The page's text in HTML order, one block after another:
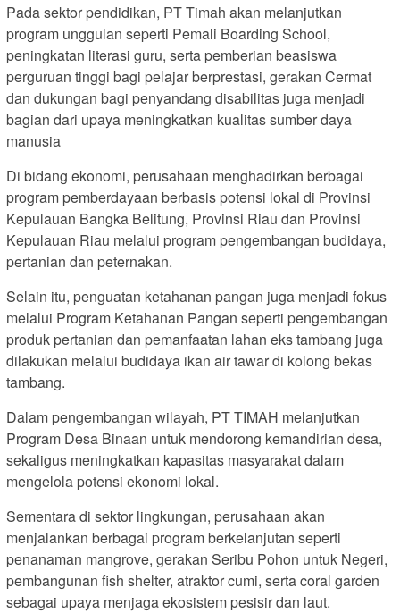
Pada sektor pendidikan, PT Timah akan melanjutkan
program unggulan seperti Pemali Boarding School,
peningkatan literasi guru, serta pemberian beasiswa
perguruan tinggi bagi pelajar berprestasi, gerakan Cermat
dan dukungan bagi penyandang disabilitas juga menjadi
bagian dari upaya meningkatkan kualitas sumber daya
manusia
Di bidang ekonomi, perusahaan menghadirkan berbagai
program pemberdayaan berbasis potensi lokal di Provinsi
Kepulauan Bangka Belitung, Provinsi Riau dan Provinsi
Kepulauan Riau melalui program pengembangan budidaya,
pertanian dan peternakan.
Selain itu, penguatan ketahanan pangan juga menjadi fokus
melalui Program Ketahanan Pangan seperti pengembangan
produk pertanian dan pemanfaatan lahan eks tambang juga
dilakukan melalui budidaya ikan air tawar di kolong bekas
tambang.
Dalam pengembangan wilayah, PT TIMAH melanjutkan
Program Desa Binaan untuk mendorong kemandirian desa,
sekaligus meningkatkan kapasitas masyarakat dalam
mengelola potensi ekonomi lokal.
Sementara di sektor lingkungan, perusahaan akan
menjalankan berbagai program berkelanjutan seperti
penanaman mangrove, gerakan Seribu Pohon untuk Negeri,
pembangunan fish shelter, atraktor cumi, serta coral garden
sebagai upaya menjaga ekosistem pesisir dan laut.